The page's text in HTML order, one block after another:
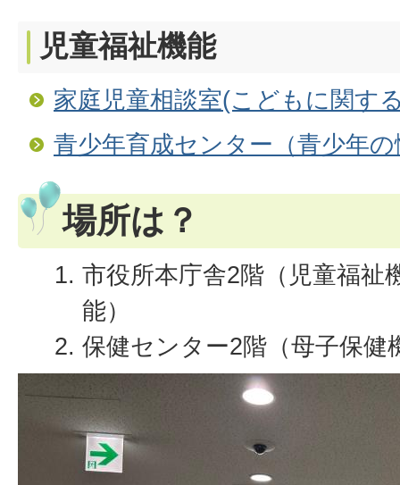
児童福祉機能
家庭児童相談室(こどもに関す
青少年育成センター（青少年
場所は？
市役所本庁舎2階（児童福祉
能）
保健センター2階（母子保健